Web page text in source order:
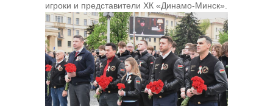
игроки и представители ХК «Динамо‑Минск».